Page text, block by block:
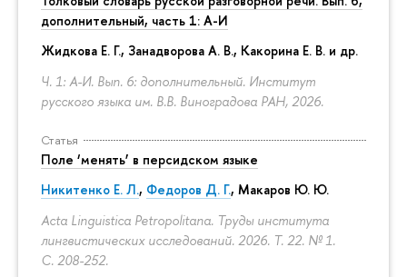
дополнительный, часть 1: А-И
Жидкова Е. Г., Занадворова А. В., Какорина Е. В. и др.
Ч. 1: А-И. Вып. 6: дополнительный. Институт
русского языка им. В.В. Виноградова РАН, 2026.
Статья
Поле ‘менять’ в персидском языке
Никитенко Е. Л., Федоров Д. Г., Макаров Ю. Ю.
Acta Linguistica Petropolitana. Труды института
лингвистических исследований. 2026. Т. 22. № 1.
С. 208-252.